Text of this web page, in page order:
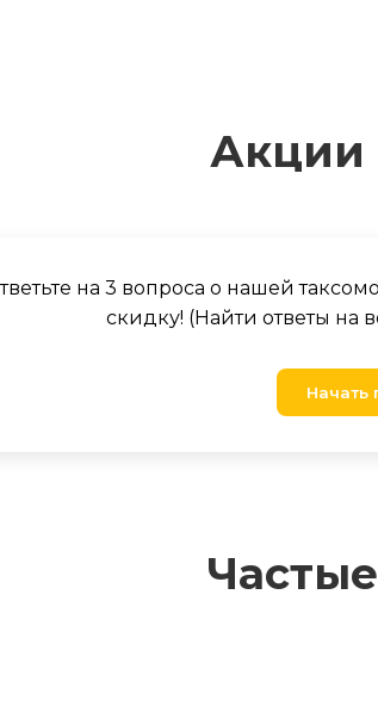
Акции
на 3 вопроса о нашей
скидку! (Найти ответы на
Начать